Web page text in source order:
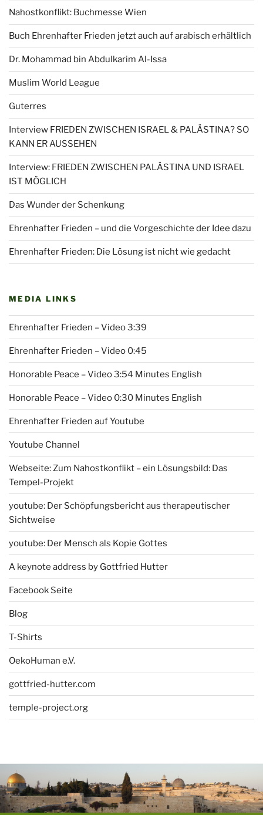
Nahostkonflikt: Buchmesse Wien
Buch Ehrenhafter Frieden jetzt auch auf arabisch erhältlich
Dr. Mohammad bin Abdulkarim Al-Issa
Muslim World League
Guterres
Interview FRIEDEN ZWISCHEN ISRAEL & PALÄSTINA? SO
KANN ER AUSSEHEN
Interview: FRIEDEN ZWISCHEN PALÄSTINA UND ISRAEL
IST MÖGLICH
Das Wunder der Schenkung
Ehrenhafter Frieden – und die Vorgeschichte der Idee dazu
Ehrenhafter Frieden: Die Lösung ist nicht wie gedacht
MEDIA LINKS
Ehrenhafter Frieden – Video 3:39
Ehrenhafter Frieden – Video 0:45
Honorable Peace – Video 3:54 Minutes English
Honorable Peace – Video 0:30 Minutes English
Ehrenhafter Frieden auf Youtube
Youtube Channel
Webseite: Zum Nahostkonflikt – ein Lösungsbild: Das
Tempel-Projekt
youtube: Der Schöpfungsbericht aus therapeutischer
Sichtweise
youtube: Der Mensch als Kopie Gottes
A keynote address by Gottfried Hutter
Facebook Seite
Blog
T-Shirts
OekoHuman e.V.
gottfried-hutter.com
temple-project.org